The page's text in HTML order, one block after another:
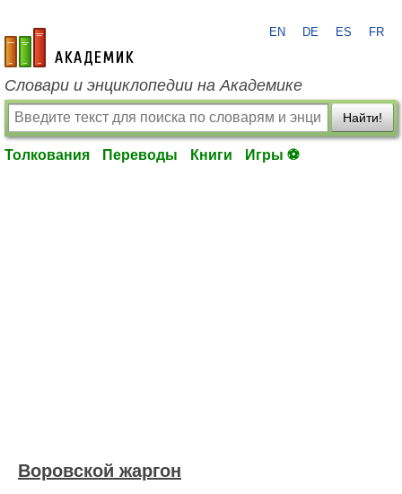
academic.ru
EN DE ES FR
Словари и энциклопедии на Академике
Найти!
Толкования Переводы Книги Игры ⚽
Воровской жаргон